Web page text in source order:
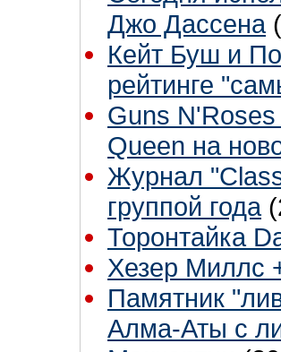
Джо Дассена
Кейт Буш и
рейтинге
Guns N'Roses
Queen на
Журнал
группой года
Торонтайка
Хезер Миллс
Памятник
Алма-Аты с